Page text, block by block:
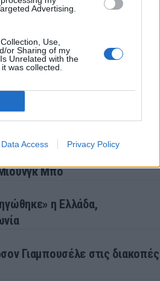
Advertising.
Use,
or Sharing of my
Unrelated with the
was collected.
Data Access Privacy Policy
Μπo
η Ελλάδα,
Γιαμπουσέλε στις διακοπές